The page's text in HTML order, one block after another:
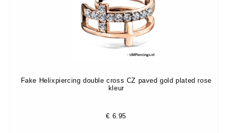
Fake Helixpiercing double cross CZ paved gold plated rose
kleur
€ 6.95